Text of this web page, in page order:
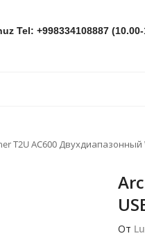
Tel: +998334108887
T2U AC600 Двухдиапазонный
От